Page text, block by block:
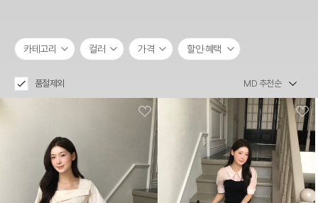
카테고리 컬러 가격 할인·혜택
품절제외